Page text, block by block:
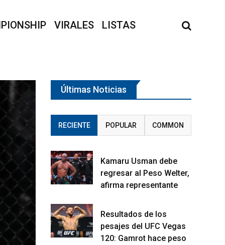
VIRALES LISTAS
Últimas Noticias
RECIENTE POPULAR COMMON
Kamaru Usman debe
regresar al Peso Welter,
afirma representante
Resultados de los
pesajes del UFC Vegas
120: Gamrot hace peso